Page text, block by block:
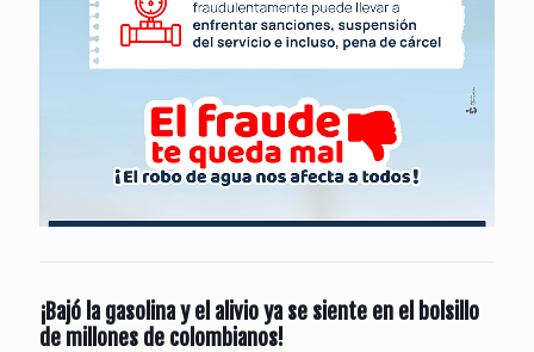
¡Bajó la gasolina y el alivio ya se siente en el bolsillo
de millones de colombianos!